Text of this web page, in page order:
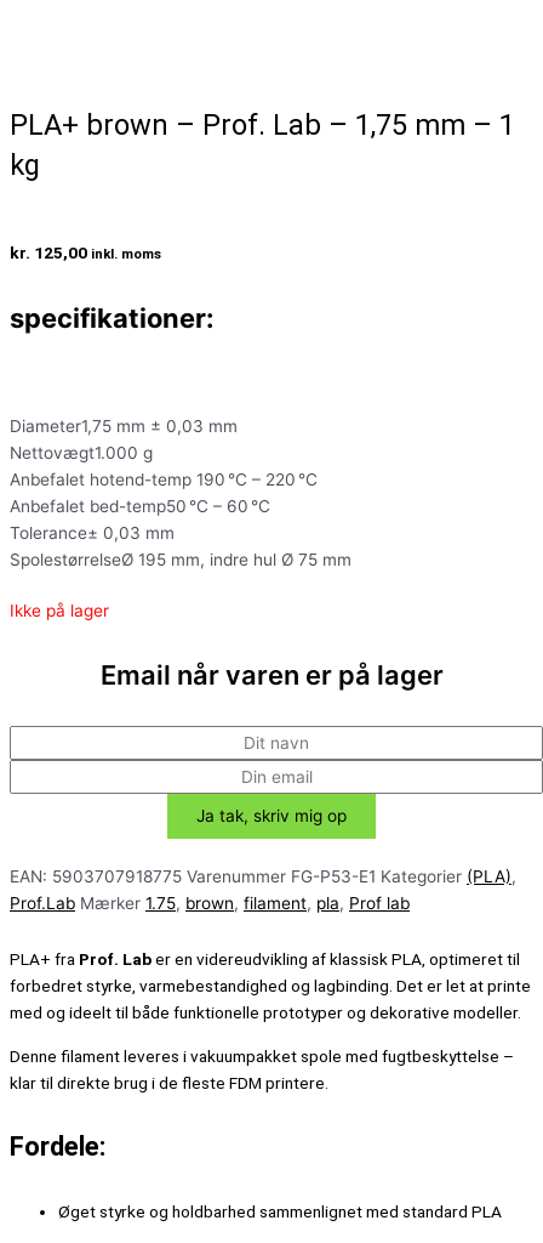
PLA+ brown – Prof. Lab – 1,75 mm – 1
kg
kr. 125,00 inkl. moms
specifikationer:
Diameter1,75 mm ± 0,03 mm
Nettovægt1.000 g
Anbefalet hotend-temp 190 °C – 220 °C
Anbefalet bed-temp50 °C – 60 °C
Tolerance± 0,03 mm
SpolestørrelseØ 195 mm, indre hul Ø 75 mm
Ikke på lager
Email når varen er på lager
EAN: 5903707918775 Varenummer FG-P53-E1 Kategorier (PLA),
Prof.Lab Mærker 1.75, brown, filament, pla, Prof lab
PLA+ fra Prof. Laber en videreudvikling af klassisk PLA, optimeret til
forbedret styrke, varmebestandighed og lagbinding. Det er let at printe
med og ideelt til både funktionelle prototyper og dekorative modeller.
Denne filament leveres i vakuumpakket spole med fugtbeskyttelse –
klar til direkte brug i de fleste FDM printere.
Fordele:
Øget styrke og holdbarhed sammenlignet med standard PLA